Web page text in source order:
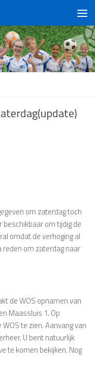
om zaterdag toch
beschikbaar om tijdig de
omdat de verhoging al
om zaterdag naar
de WOS opnamen van
Maassluis 1. Op
te zien. Aanvang van
U bent natuurlijk
te komen bekijken. Nog